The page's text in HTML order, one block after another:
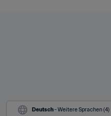
Deutsch - Weitere Sprachen (4)